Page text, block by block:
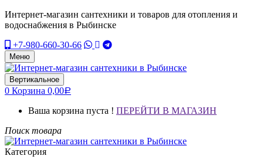
Интернет-магазин сантехники и товаров для отопления и
водоснабжения в Рыбинске
+7-980-660-30-66
Меню
Вертикальное
0 Корзина 0,00Р
Ваша корзина пуста ! ПЕРЕЙТИ В МАГАЗИН
Поиск товара
Категория